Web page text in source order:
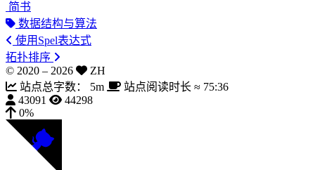
简书
数据结构与算法
使用Spel表达式
拓扑排序
© 2020 – 2026
ZH
站点总字数：
5m 站点阅读时长 ≈ 75:36
43091
44298
0%